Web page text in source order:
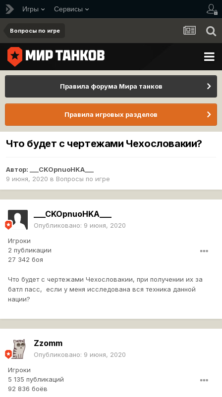
Игры Сервисы
Вопросы по игре
Правила форума Мира танков
Правила игровых разделов
Что будет с чертежами Чехословакии?
Автор:
___CKOpnuoHKA___
9 июня, 2020 в Вопросы по игре
___CKOpnuoHKA___
Опубликовано: 9 июня, 2020
Игроки
2 публикации
27 342 боя
Что будет с чертежами Чехословакии, при получении их за
батл пасс, если у меня исследована вся техника данной
нации?
Zzomm
Опубликовано: 9 июня, 2020
Игроки
5 135 публикаций
92 836 боёв